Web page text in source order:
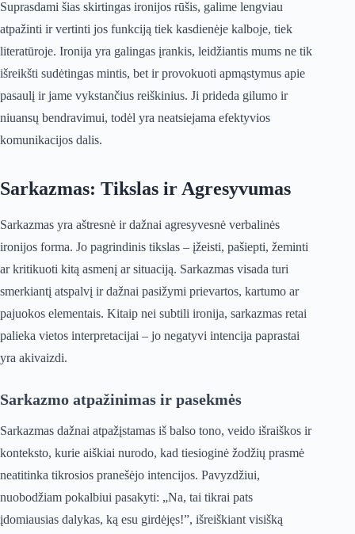
Suprasdami šias skirtingas ironijos rūšis, galime lengviau
atpažinti ir vertinti jos funkciją tiek kasdienėje kalboje, tiek
literatūroje. Ironija yra galingas įrankis, leidžiantis mums ne tik
išreikšti sudėtingas mintis, bet ir provokuoti apmąstymus apie
pasaulį ir jame vykstančius reiškinius. Ji prideda gilumo ir
niuansų bendravimui, todėl yra neatsiejama efektyvios
komunikacijos dalis.
Sarkazmas: Tikslas ir Agresyvumas
Sarkazmas yra aštresnė ir dažnai agresyvesnė verbalinės
ironijos forma. Jo pagrindinis tikslas – įžeisti, pašiepti, žeminti
ar kritikuoti kitą asmenį ar situaciją. Sarkazmas visada turi
smerkiantį atspalvį ir dažnai pasižymi prievartos, kartumo ar
pajuokos elementais. Kitaip nei subtili ironija, sarkazmas retai
palieka vietos interpretacijai – jo negatyvi intencija paprastai
yra akivaizdi.
Sarkazmo atpažinimas ir pasekmės
Sarkazmas dažnai atpažįstamas iš balso tono, veido išraiškos ir
konteksto, kurie aiškiai nurodo, kad tiesioginė žodžių prasmė
neatitinka tikrosios pranešėjo intencijos. Pavyzdžiui,
nuobodžiam pokalbiui pasakyti: „Na, tai tikrai pats
įdomiausias dalykas, ką esu girdėjęs!”, išreiškiant visišką